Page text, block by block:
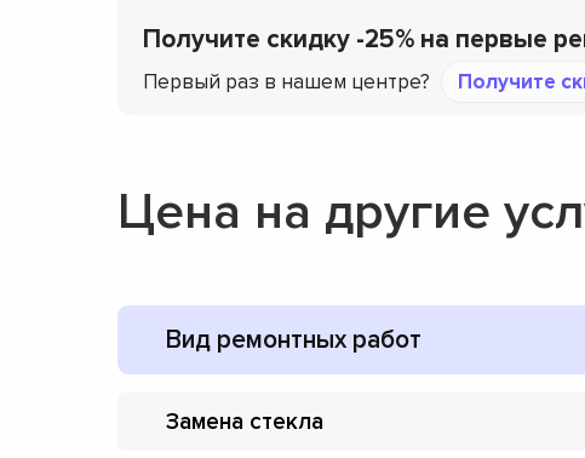
Получите скидку -25% на первые
Первый раз в нашем центре? Получите
Цена на другие
Вид ремонтных работ
Замена стекла